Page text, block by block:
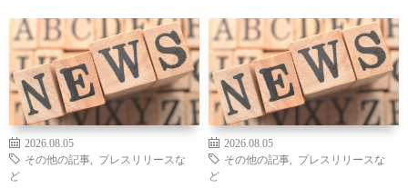
2026.08.05
その他の記事
プレスリリースな
ど
2026.08.05
その他の記事
プレスリリースな
ど